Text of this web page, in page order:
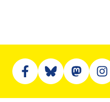
Facebook (nouvelle
Bluesky (nouvelle
Mastodon